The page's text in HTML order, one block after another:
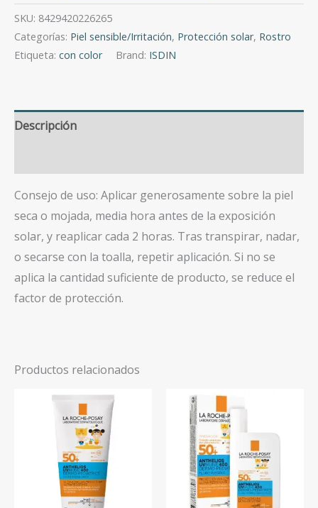
Spf
50
Fusion
50Ml
cantidad
SKU: 8429420226265
Categorías: Piel sensible/Irritación, Protección solar, Rostro
Etiqueta: con color Brand: ISDIN
Descripción
Consejo de uso: Aplicar generosamente sobre la piel
seca o mojada, media hora antes de la exposición
solar, y reaplicar cada 2 horas. Tras transpirar, nadar,
o secarse con la toalla, repetir aplicación. Si no se
aplica la cantidad suficiente de producto, se reduce el
factor de protección.
Productos relacionados